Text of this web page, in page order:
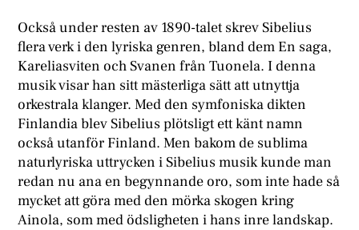
Också under resten av 1890-talet skrev Sibelius
flera verk i den lyriska genren, bland dem En saga,
Kareliasviten och Svanen från Tuonela. I denna
musik visar han sitt mästerliga sätt att utnyttja
orkestrala klanger. Med den symfoniska dikten
Finlandia blev Sibelius plötsligt ett känt namn
också utanför Finland. Men bakom de sublima
naturlyriska uttrycken i Sibelius musik kunde man
redan nu ana en begynnande oro, som inte hade så
mycket att göra med den mörka skogen kring
Ainola, som med ödsligheten i hans inre landskap.